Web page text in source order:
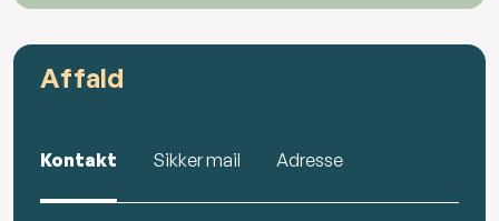
Affald
Kontakt Sikker mail Adresse